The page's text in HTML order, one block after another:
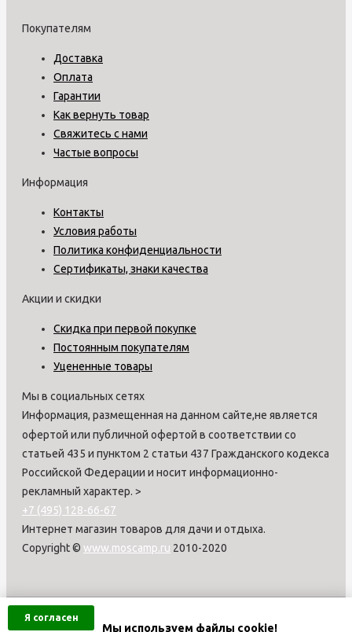
Я согласен
Мы используем файлы cookie!
Покупателям
Доставка
Оплата
Гарантии
Как вернуть товар
Свяжитесь с нами
Частые вопросы
Информация
Контакты
Условия работы
Политика конфиденциальности
Сертификаты, знаки качества
Акции и скидки
Скидка при первой покупке
Постоянным покупателям
Уцененные товары
Мы в социальных сетях
Информация, размещенная на данном сайте,не является
офертой или публичной офертой в соответствии со
статьей 435 и пунктом 2 статьи 437 Гражданского кодекса
Российской Федерации и носит информационно-
рекламный характер. >
+7 (495) 128-66-67
Интернет магазин товаров для дачи и отдыха.
Copyright © www.moscamp.ru 2010-2020